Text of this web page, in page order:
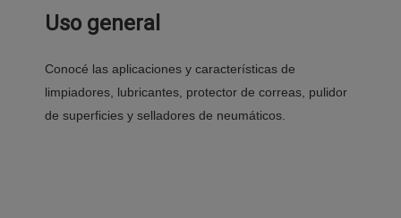
Uso general
Conocé las aplicaciones y características de
limpiadores, lubricantes, protector de correas, pulidor
de superficies y selladores de neumáticos.